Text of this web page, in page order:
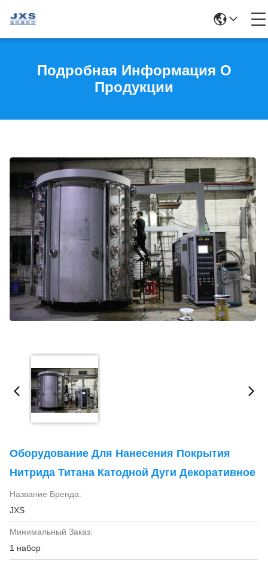
Подробная Информация О
Продукции
Оборудование Для Нанесения Покрытия
Нитрида Титана Катодной Дуги Декоративное
Название Бренда:
JXS
Минимальный Заказ:
1 набор